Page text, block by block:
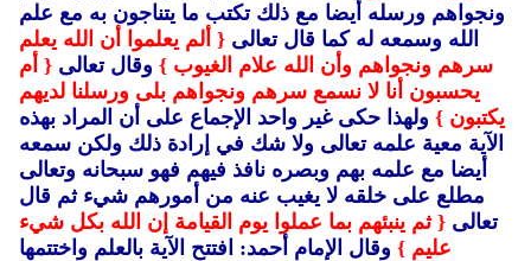
ونجواهم ورسله أيضا مع ذلك تكتب ما يتناجون به مع علم
الله وسمعه له كما قال تعالى { ألم يعلموا أن الله يعلم
سرهم ونجواهم وأن الله علام الغيوب } وقال تعالى { أم
يحسبون أنا لا نسمع سرهم ونجواهم بلى ورسلنا لديهم
يكتبون } ولهذا حكى غير واحد الإجماع على أن المراد بهذه
الآية معية علمه تعالى ولا شك في إرادة ذلك ولكن سمعه
أيضا مع علمه بهم وبصره نافذ فيهم فهو سبحانه وتعالى
مطلع على خلقه لا يغيب عنه من أمورهم شيء ثم قال
تعالى { ثم ينبئهم بما عملوا يوم القيامة إن الله بكل شيء
عليم } وقال الإمام أحمد: افتتح الآية بالعلم واختتمها